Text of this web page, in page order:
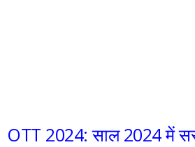
OTT 2024: साल 2024 में